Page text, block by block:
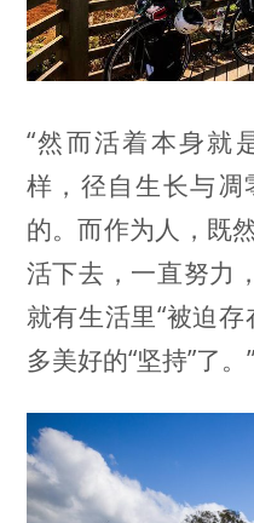
“然而活着本身就
样，径自生长与
的。而作为人，既
活下去，一直努力
就有生活里“被迫
多美好的“坚持”了。”